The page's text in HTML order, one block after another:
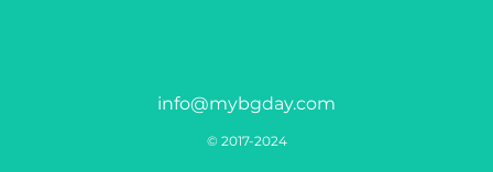
info@mybgday.com
© 2017-2024